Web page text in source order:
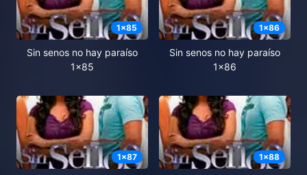
1x85
Sin senos no hay paraíso
1x85
1x86
Sin senos no hay paraíso
1x86
1x87 1x88